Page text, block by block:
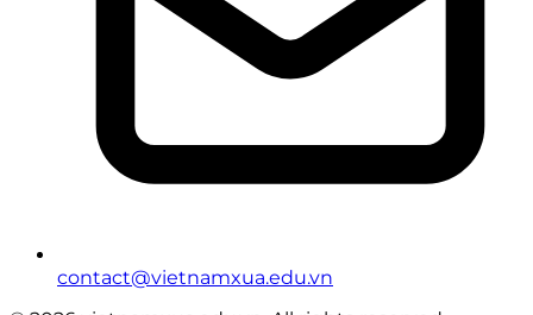
contact@vietnamxua.edu.vn